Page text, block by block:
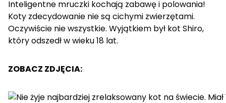
Inteligentne mruczki kochają zabawę i polowania!
Koty zdecydowanie nie są cichymi zwierzętami.
Oczywiście nie wszystkie. Wyjątkiem był kot Shiro,
który odszedł w wieku 18 lat.
ZOBACZ ZDJĘCIA: